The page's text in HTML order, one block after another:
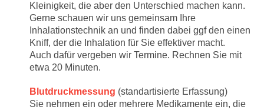
Kleinigkeit, die aber den Unterschied machen kann.
Gerne schauen wir uns gemeinsam Ihre
Inhalationstechnik an und finden dabei ggf den einen
Kniff, der die Inhalation für Sie effektiver macht.
Auch dafür vergeben wir Termine. Rechnen Sie mit
etwa 20 Minuten.
Blutdruckmessung (standartisierte Erfassung)
Sie nehmen ein oder mehrere Medikamente ein, die